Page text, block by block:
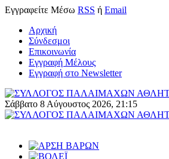
Εγγραφείτε Μέσω RSS ή Email
Αρχική
Σύνδεσμοι
Επικοινωνία
Εγγραφή Μέλους
Εγγραφή στο Newsletter
Σάββατο 8 Αύγουστος 2026, 21:15